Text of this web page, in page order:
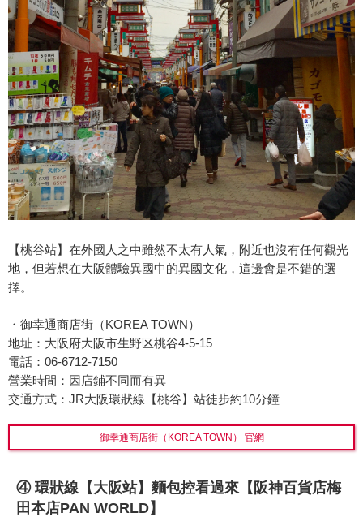
【桃谷站】在外國人之中雖然不太有人氣，附近也沒有任何觀光
地，但若想在大阪體驗異國中的異國文化，這邊會是不錯的選
擇。
・御幸通商店街（KOREA TOWN）
地址：大阪府大阪市生野区桃谷4-5-15
電話：06-6712-7150
營業時間：因店鋪不同而有異
交通方式：JR大阪環狀線【桃谷】站徒步約10分鐘
御幸通商店街（KOREA TOWN） 官網
④ 環狀線【大阪站】麵包控看過來【阪神百貨店梅
田本店PAN WORLD】